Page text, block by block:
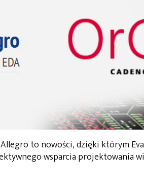
to nowości, dzięki którym
wsparcia projektowania